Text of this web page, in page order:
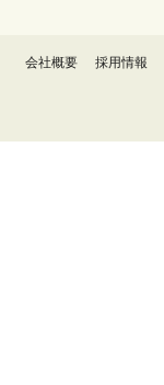
会社概要 採用情報